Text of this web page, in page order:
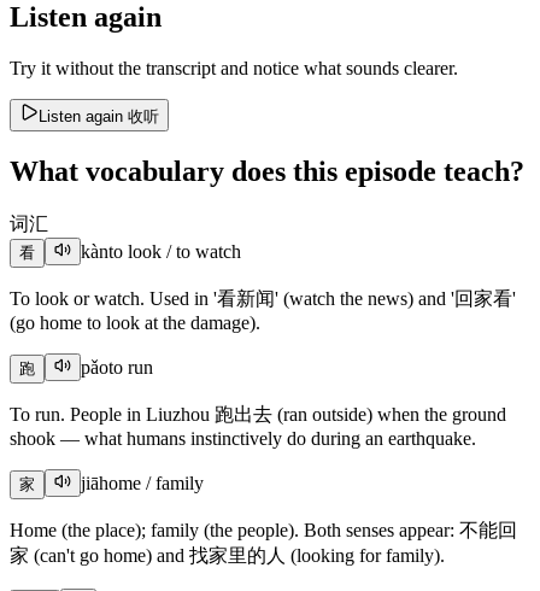
Listen again
Try it without the transcript and notice what sounds clearer.
Listen again 收听
What vocabulary does this episode teach?
词汇
看 kànto look / to watch
To look or watch. Used in '看新闻' (watch the news) and '回家看'
(go home to look at the damage).
跑 pǎoto run
To run. People in Liuzhou 跑出去 (ran outside) when the ground
shook — what humans instinctively do during an earthquake.
家 jiāhome / family
Home (the place); family (the people). Both senses appear: 不能回
家 (can't go home) and 找家里的人 (looking for family).